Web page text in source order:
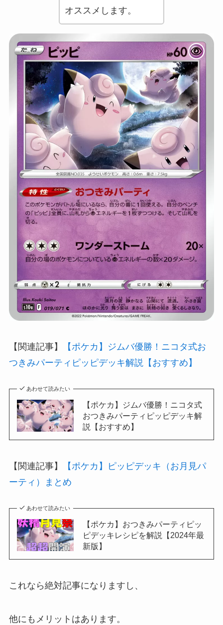
オススメします。
【関連記事】
【ポケカ】ジムバ優勝！ニコタ式お
つきみパーティピッピデッキ解説【おすすめ】
あわせて読みたい
【ポケカ】ジムバ優勝！ニコタ式
おつきみパーティピッピデッキ解
説【おすすめ】
【関連記事】
【ポケカ】ピッピデッキ（お月見パ
ーティ）まとめ
あわせて読みたい
【ポケカ】おつきみパーティピッ
ピデッキレシピを解説【2024年最
新版】
これなら絶対記事になりますし、
他にもメリットはあります。